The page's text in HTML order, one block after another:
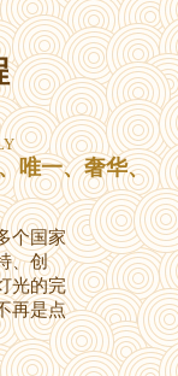
唯一、奢华、
个国家
、创
光的完
再是点